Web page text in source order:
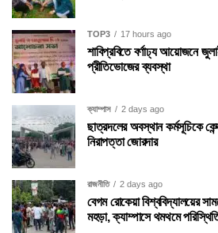
TOP3 17 hours ago
শাবিপ্রবিতে বর্ণাঢ্য আয়োজনে
প্রীতিভোজের ব্যবস্থা
ক্যাম্পাস 2 days ago
ছাত্রদলের অবস্থান কর্মসূচিকে
নিরাপত্তা জোরদার
রাজনীতি 2 days ago
বেগম রোকেয়া বিশ্ববিদ্যালয়ের
মহড়া, ক্যাম্পাসে থমথমে